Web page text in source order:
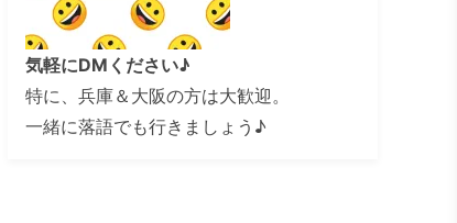
気軽にDMください♪
特に、兵庫＆大阪の方は大歓迎。
一緒に落語でも行きましょう♪